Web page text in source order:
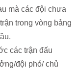
mà các đội chưa
trong vòng bảng
các trận đấu
đội phó/ chủ